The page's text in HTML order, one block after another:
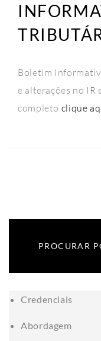
Boletim
e alterações no IR
completo clique
Credenciais
Abordagem